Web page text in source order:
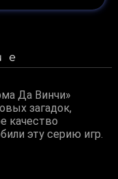
Да Винчи»
загадок,
качество
эту серию игр.